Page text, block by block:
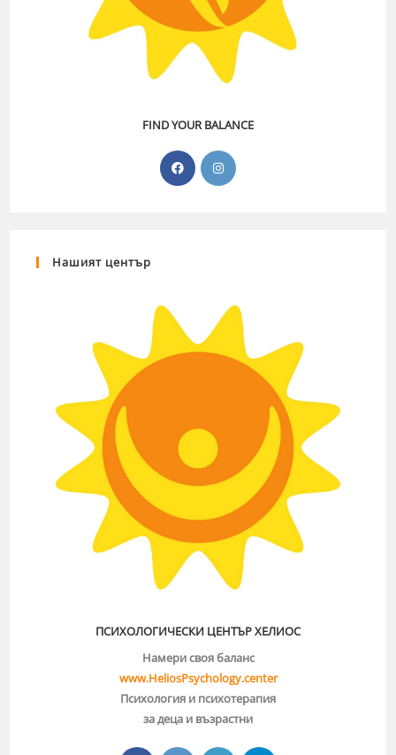
FIND YOUR BALANCE
Нашият център
ПСИХОЛОГИЧЕСКИ ЦЕНТЪР ХЕЛИОС
Намери своя баланс
www.HeliosPsychology.center
Психология и психотерапия
за деца и възрастни